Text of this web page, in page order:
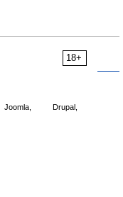
18+
Joomla,
Drupal,